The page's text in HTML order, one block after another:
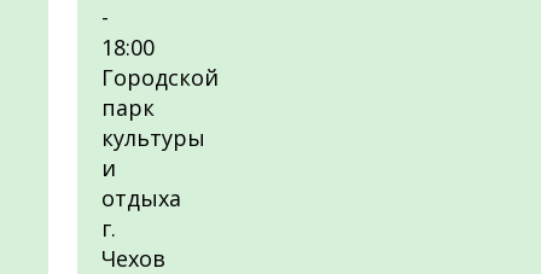
-
18:00
Городской
парк
культуры
и
отдыха
г.
Чехов